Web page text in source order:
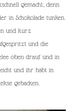
gemacht, denn
in Schokolade tunken.
und kurz
und die
oben drauf und in
und ihr habt in
gebacken.